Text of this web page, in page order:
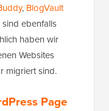
, BlogVault
sind ebenfalls
haben wir
Websites
migriert sind.
Page